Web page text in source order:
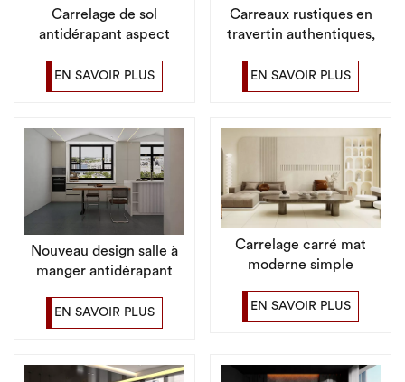
Carrelage de sol
antidérapant aspect
salon, finition mate
EN SAVOIR PLUS
Carreaux rustiques en
travertin authentiques,
maisons de ferme et les
maisons patrimoniales
EN SAVOIR PLUS
Nouveau design salle à
manger antidérapant
mat porcelaine
EN SAVOIR PLUS
Carrelage carré mat
moderne simple
salon
EN SAVOIR PLUS